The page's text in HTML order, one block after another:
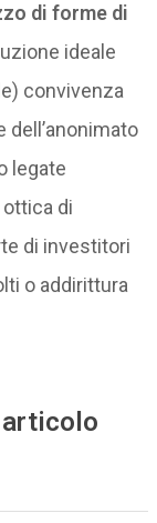
di forme di
ideale
convivenza
legate
di
di investitori
o addirittura